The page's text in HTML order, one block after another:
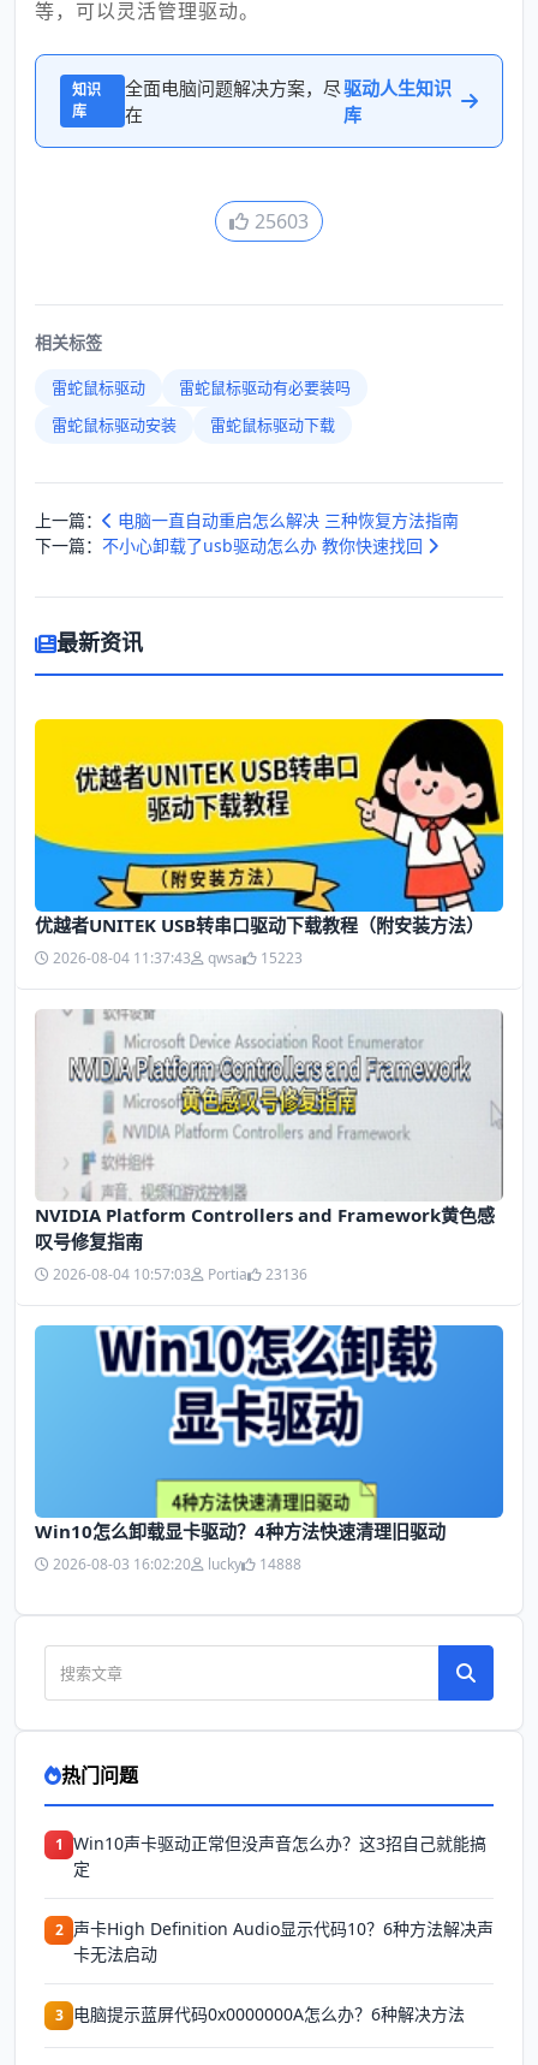
等，可以灵活管理驱动。
知识
库
全面电脑问题解决方案，尽
在
驱动人生知识
库
25603
相关标签
雷蛇鼠标驱动
雷蛇鼠标驱动有必要装吗
雷蛇鼠标驱动安装
雷蛇鼠标驱动下载
上一篇：
电脑一直自动重启怎么解决 三种恢复方法指南
下一篇： 不小心卸载了usb驱动怎么办 教你快速找回
最新资讯
优越者UNITEK USB转串口驱动下载教程（附安装方法）
2026-08-04 11:37:43 qwsa 15223
NVIDIA Platform Controllers and Framework黄色感
叹号修复指南
2026-08-04 10:57:03 Portia 23136
Win10怎么卸载显卡驱动？4种方法快速清理旧驱动
2026-08-03 16:02:20 lucky 14888
热门问题
1 Win10声卡驱动正常但没声音怎么办？这3招自己就能搞
定
2 声卡High Definition Audio显示代码10？6种方法解决声
卡无法启动
3 电脑提示蓝屏代码0x0000000A怎么办？6种解决方法